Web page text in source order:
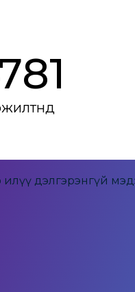
дэлгэрэнгүй